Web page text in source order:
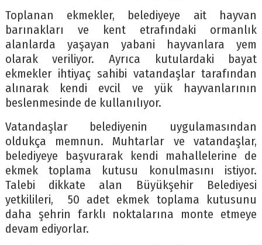
Toplanan ekmekler, belediyeye ait hayvan
barınakları ve kent etrafındaki ormanlık
alanlarda yaşayan yabani hayvanlara yem
olarak veriliyor. Ayrıca kutulardaki bayat
ekmekler ihtiyaç sahibi vatandaşlar tarafından
alınarak kendi evcil ve yük hayvanlarının
beslenmesinde de kullanılıyor.
Vatandaşlar belediyenin uygulamasından
oldukça memnun. Muhtarlar ve vatandaşlar,
belediyeye başvurarak kendi mahallelerine de
ekmek toplama kutusu konulmasını istiyor.
Talebi dikkate alan Büyükşehir Belediyesi
yetkilileri, 50 adet ekmek toplama kutusunu
daha şehrin farklı noktalarına monte etmeye
devam ediyorlar.